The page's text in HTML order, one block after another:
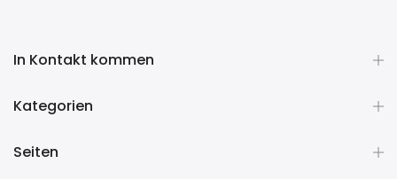
In Kontakt kommen
Kategorien
Seiten